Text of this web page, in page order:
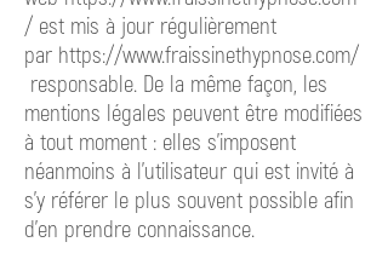
/ est mis à jour régulièrement
par https://www.fraissinethypnose.com/
responsable. De la même façon, les
mentions légales peuvent être modifiées
à tout moment : elles s’imposent
néanmoins à l’utilisateur qui est invité à
s’y référer le plus souvent possible afin
d’en prendre connaissance.